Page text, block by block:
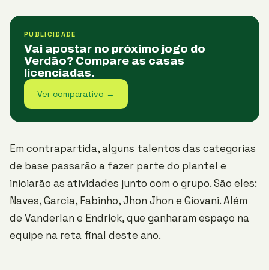
PUBLICIDADE
Vai apostar no próximo jogo do
Verdão? Compare as casas
licenciadas.
Ver comparativo →
Em contrapartida, alguns talentos das categorias
de base passarão a fazer parte do plantel e
iniciarão as atividades junto com o grupo. São eles:
Naves, Garcia, Fabinho, Jhon Jhon e Giovani. Além
de Vanderlan e Endrick, que ganharam espaço na
equipe na reta final deste ano.